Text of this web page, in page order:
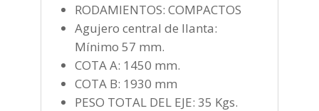
RODAMIENTOS: COMPACTOS
Agujero central de llanta:
Mínimo 57 mm.
COTA A: 1450 mm.
COTA B: 1930 mm
PESO TOTAL DEL EJE: 35 Kgs.